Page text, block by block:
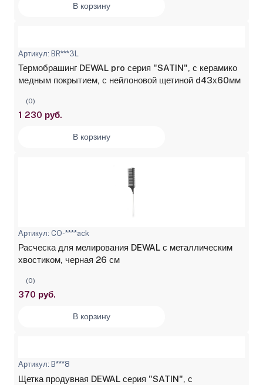
В корзину
Артикул: BR***3L
Термобрашинг DEWAL pro серия "SATIN", с керамико
медным покрытием, с нейлоновой щетиной d43х60мм
(0)
1 230 руб.
В корзину
Артикул: CO-****ack
Расческа для мелирования DEWAL с металлическим
хвостиком, черная 26 см
(0)
370 руб.
В корзину
Артикул: B***8
Щетка продувная DEWAL серия "SATIN", с